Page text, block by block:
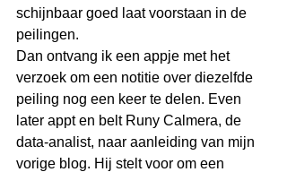
schijnbaar goed laat voorstaan in de
peilingen.
Dan ontvang ik een appje met het
verzoek om een notitie over diezelfde
peiling nog een keer te delen. Even
later appt en belt Runy Calmera, de
data-analist, naar aanleiding van mijn
vorige blog. Hij stelt voor om een